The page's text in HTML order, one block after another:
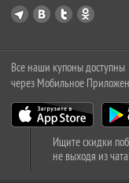
Все наши купоны доступны
через Мобильное
Ищите скидки
не выходя из